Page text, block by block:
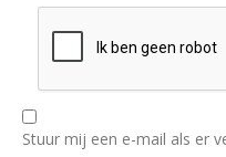
Stuur mij een e-mail als er